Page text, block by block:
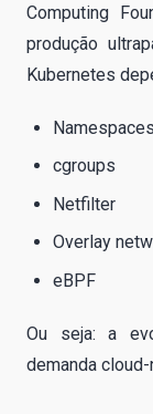
Computing
produção
Kubernetes
Namespaces
cgroups
Netfilter
Overlay
eBPF
Ou seja: a
demanda cloud-